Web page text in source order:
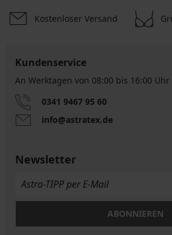
Kostenloser Versand
Kundenservice
An Werktagen von 08:00 bis 16:00 Uhr
0341 9467 95 60
info@astratex.de
Newsletter
ABONNIEREN